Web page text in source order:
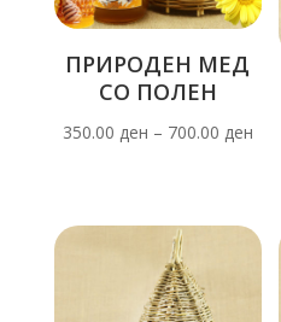
ПРИРОДЕН МЕД
СО ПОЛЕН
350.00 ден – 700.00 ден